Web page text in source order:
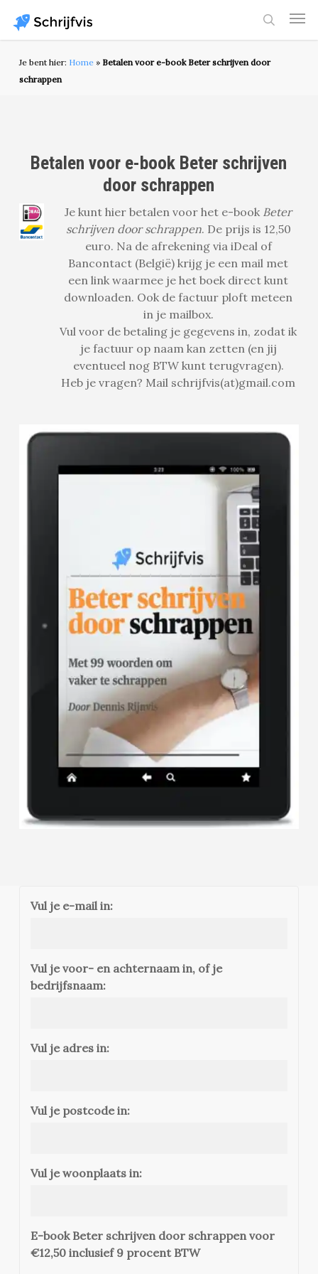
main
content
Je bent hier: Home» Betalen voor e-book Beter schrijven door
schrappen
Betalen voor e-book Beter schrijven
door schrappen
Je kunt hier betalen voor het e-book Beter
schrijven door schrappen. De prijs is 12,50
euro. Na de afrekening via iDeal of
Bancontact (België) krijg je een mail met
een link waarmee je het boek direct kunt
downloaden. Ook de factuur ploft meteen
in je mailbox.
Vul voor de betaling je gegevens in, zodat ik
je factuur op naam kan zetten (en jij
eventueel nog BTW kunt terugvragen).
Heb je vragen? Mail schrijfvis(at)gmail.com
Vul je e-mail in:
Vul je voor- en achternaam in, of je
bedrijfsnaam:
Vul je adres in:
Vul je postcode in:
Vul je woonplaats in:
E-book Beter schrijven door schrappen voor
€12,50 inclusief 9 procent BTW